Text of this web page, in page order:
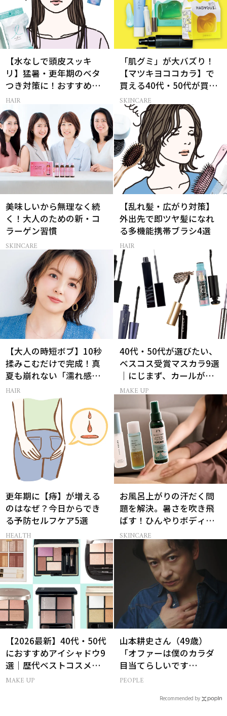
【水なしで頭皮スッキ
リ】猛暑・更年期のベタ
つき対策に！おすすめ最
新ドライシャンプー4選
HAIR
「肌グミ」が大バズり！
【マツキヨココカラ】で
買える40代・50代が買う
べき夏コスメ
SKINCARE
美味しいから無理なく続
く！大人のための新・コ
ラーゲン習慣
SKINCARE
【乱れ髪・広がり対策】
外出先で即ツヤ髪になれ
る多機能携帯ブラシ4選
HAIR
【大人の時短ボブ】10秒
揉みこむだけで完成！真
夏も崩れない「濡れ感ハ
ンサムヘア」
HAIR
40代・50代が選びたい、
ベスコス受賞マスカラ9選
｜にじまず、カールが続
く名品
MAKE UP
更年期に【痔】が増える
のはなぜ？今日からでき
る予防セルフケア5選
HEALTH
お風呂上がりの汗だく問
題を解決。暑さを吹き飛
ばす！ひんやりボディケ
ア3選
SKINCARE
【2026最新】40代・50代
におすすめアイシャドウ9
選｜歴代ベストコスメ受
賞まとめ
MAKE UP
山本耕史さん（49歳）
「オファーは僕のカラダ
目当てらしいです
（笑）」全編英語ミュー
PEOPLE
Recommended by